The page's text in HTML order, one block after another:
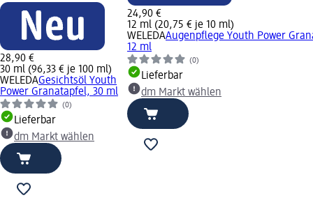
28,90 €
30 ml (96,33 € je 100 ml)
WELEDAGesichtsöl Youth
Power Granatapfel, 30 ml
(0)
Lieferbar
dm Markt wählen
24,90 €
12 ml (20,75 € je 10 ml)
WELEDAAugenpflege Youth Power
12 ml
(0)
Lieferbar
dm Markt wählen